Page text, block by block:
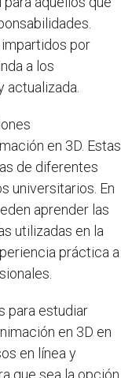
por
a los
en 3D. Estas
de diferentes
universitarios. En
aprender las
utilizadas en la
práctica a
para estudiar
en 3D en
en línea y
que sea la opción